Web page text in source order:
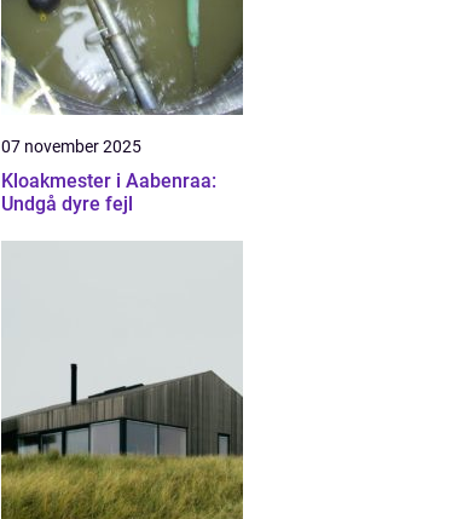
07 november 2025
Kloakmester i Aabenraa:
Undgå dyre fejl